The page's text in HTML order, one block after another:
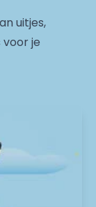
uitjes,
je